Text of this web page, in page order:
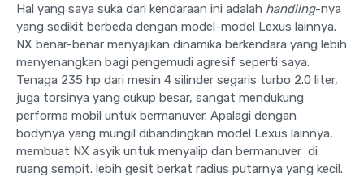
Hal yang saya suka dari kendaraan ini adalah handling-nya
yang sedikit berbeda dengan model-model Lexus lainnya.
NX benar-benar menyajikan dinamika berkendara yang lebih
menyenangkan bagi pengemudi agresif seperti saya.
Tenaga 235 hp dari mesin 4 silinder segaris turbo 2.0 liter,
juga torsinya yang cukup besar, sangat mendukung
performa mobil untuk bermanuver. Apalagi dengan
bodynya yang mungil dibandingkan model Lexus lainnya,
membuat NX asyik untuk menyalip dan bermanuver di
ruang sempit. lebih gesit berkat radius putarnya yang kecil.